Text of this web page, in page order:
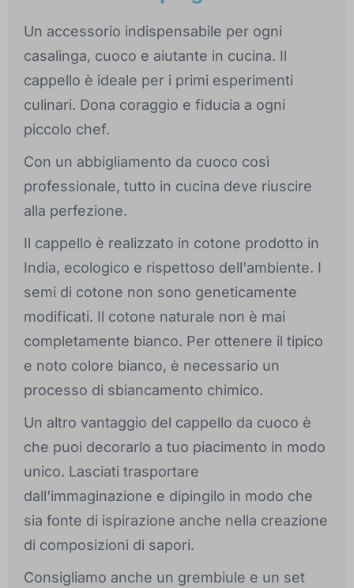
Un accessorio indispensabile per ogni
casalinga, cuoco e aiutante in cucina. Il
cappello è ideale per i primi esperimenti
culinari. Dona coraggio e fiducia a ogni
piccolo chef.
Con un abbigliamento da cuoco così
professionale, tutto in cucina deve riuscire
alla perfezione.
Il cappello è realizzato in cotone prodotto in
India, ecologico e rispettoso dell'ambiente. I
semi di cotone non sono geneticamente
modificati. Il cotone naturale non è mai
completamente bianco. Per ottenere il tipico
e noto colore bianco, è necessario un
processo di sbiancamento chimico.
Un altro vantaggio del cappello da cuoco è
che puoi decorarlo a tuo piacimento in modo
unico. Lasciati trasportare
dall'immaginazione e dipingilo in modo che
sia fonte di ispirazione anche nella creazione
di composizioni di sapori.
Consigliamo anche un grembiule e un set